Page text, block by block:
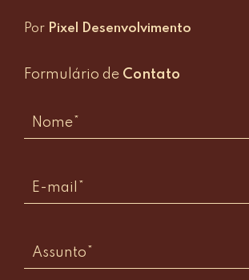
Por Pixel Desenvolvimento
Formulário de Contato